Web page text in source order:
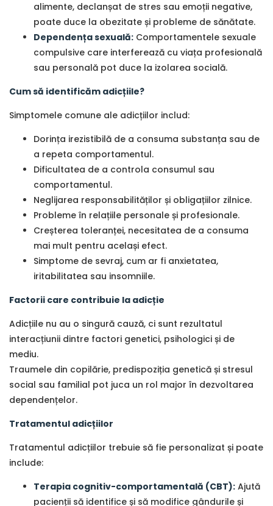
alimente, declanșat de stres sau emoții negative,
poate duce la obezitate și probleme de sănătate.
Dependența sexuală: Comportamentele sexuale
compulsive care interferează cu viața profesională
sau personală pot duce la izolarea socială.
Cum să identificăm adicțiile?
Simptomele comune ale adicțiilor includ:
Dorința irezistibilă de a consuma substanța sau de
a repeta comportamentul.
Dificultatea de a controla consumul sau
comportamentul.
Neglijarea responsabilităților și obligațiilor zilnice.
Probleme în relațiile personale și profesionale.
Creșterea toleranței, necesitatea de a consuma
mai mult pentru același efect.
Simptome de sevraj, cum ar fi anxietatea,
iritabilitatea sau insomniile.
Factorii care contribuie la adicție
Adicțiile nu au o singură cauză, ci sunt rezultatul
interacțiunii dintre factori genetici, psihologici și de
mediu.
Traumele din copilărie, predispoziția genetică și stresul
social sau familial pot juca un rol major în dezvoltarea
dependențelor.
Tratamentul adicțiilor
Tratamentul adicțiilor trebuie să fie personalizat și poate
include:
Terapia cognitiv-comportamentală (CBT): Ajută
pacienții să identifice și să modifice gândurile și